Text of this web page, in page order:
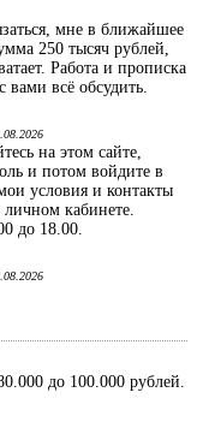
мне в ближайшее
250 тысяч рублей,
Работа и прописка
вами всё обсудить.
на этом сайте,
и потом войдите в
условия и контакты
кабинете.
до 18.00.
до 100.000 рублей.